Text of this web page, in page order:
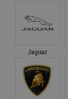
Jaguar